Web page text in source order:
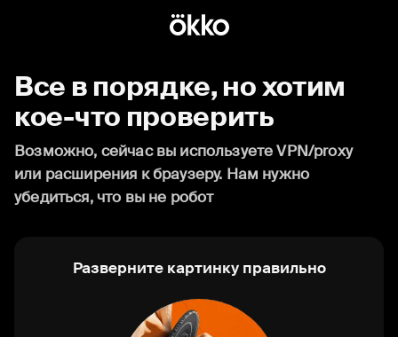
Все в порядке, но хотим
кое-что проверить
Возможно, сейчас вы используете VPN/proxy
или расширения к браузеру. Нам нужно
убедиться, что вы не робот
Разверните картинку правильно